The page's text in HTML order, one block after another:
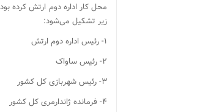
محل کار اداره دوم ارتش کرده
زیر تشکیل می‌شود:
۱- رئیس اداره دوم ارتش
۲- رئیس ساواک
۳- رئیس شهربازی کل کشور
۴- فرمانده ژاندارمری کل کشور